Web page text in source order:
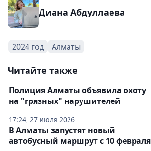
Диана Абдуллаева
2024 год Алматы
Читайте также
17:24, 27 июля 2026
Полиция Алматы объявила охоту
на "грязных" нарушителей
В Алматы запустят новый
автобусный маршрут с 10 февраля